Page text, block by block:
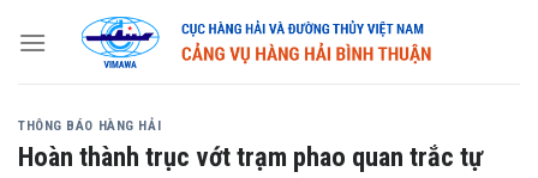
THÔNG BÁO HÀNG HẢI
Hoàn thành trục vớt trạm phao quan trắc tự